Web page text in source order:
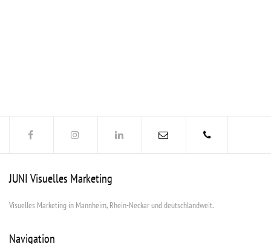
JUNI Visuelles Marketing
Visuelles Marketing in Mannheim, Rhein-Neckar und deutschlandweit.
Navigation